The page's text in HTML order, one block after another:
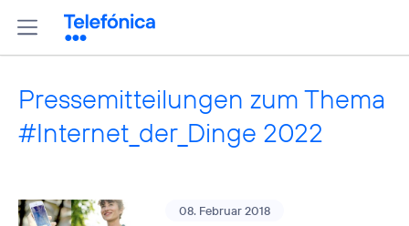
Pressemitteilungen zum Thema
#Internet_der_Dinge 2022
08. Februar 2018